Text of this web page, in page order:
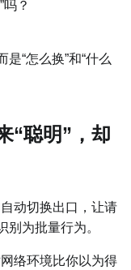
？
“怎么换”和“什么
“聪明”，却
动切换出口，让请
别为批量行为。
络环境比你以为得